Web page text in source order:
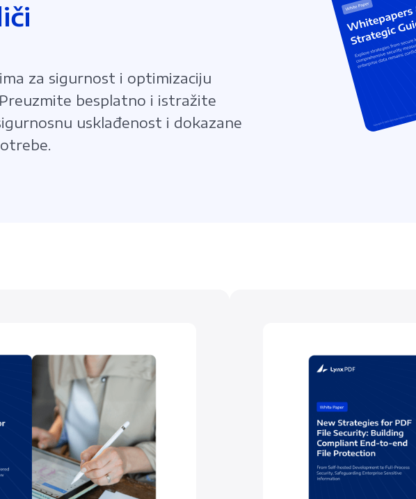
za sigurnost i optimizaciju
besplatno i istražite
usklađenost i dokazane